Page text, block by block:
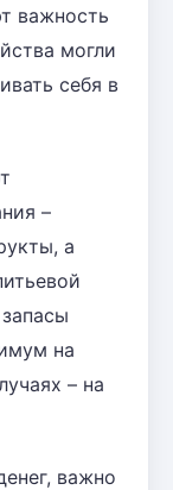
важность
могли
себя в
–
а
на
– на
важно